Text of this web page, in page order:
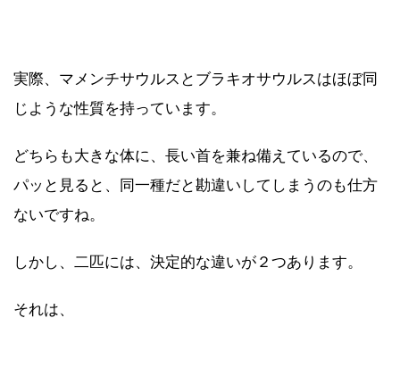
実際、マメンチサウルスとブラキオサウルスはほぼ同
じような性質を持っています。
どちらも大きな体に、長い首を兼ね備えているので、
パッと見ると、同一種だと勘違いしてしまうのも仕方
ないですね。
しかし、二匹には、決定的な違いが２つあります。
それは、